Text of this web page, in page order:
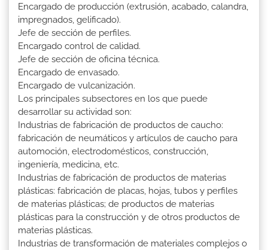
Encargado de producción (extrusión, acabado, calandra,
impregnados, gelificado).
Jefe de sección de perfiles.
Encargado control de calidad.
Jefe de sección de oficina técnica.
Encargado de envasado.
Encargado de vulcanización.
Los principales subsectores en los que puede
desarrollar su actividad son:
Industrias de fabricación de productos de caucho:
fabricación de neumáticos y artículos de caucho para
automoción, electrodomésticos, construcción,
ingeniería, medicina, etc.
Industrias de fabricación de productos de materias
plásticas: fabricación de placas, hojas, tubos y perfiles
de materias plásticas; de productos de materias
plásticas para la construcción y de otros productos de
materias plásticas.
Industrias de transformación de materiales complejos o